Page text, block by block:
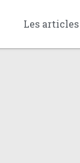
Les